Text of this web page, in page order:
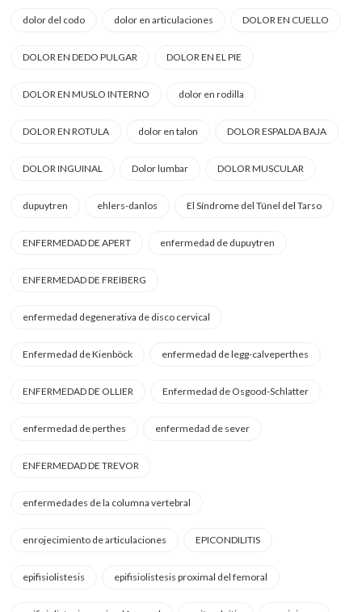
dolor del codo dolor en articulaciones DOLOR EN CUELLO
DOLOR EN DEDO PULGAR DOLOR EN EL PIE
DOLOR EN MUSLO INTERNO dolor en rodilla
DOLOR EN ROTULA dolor en talon DOLOR ESPALDA BAJA
DOLOR INGUINAL Dolor lumbar DOLOR MUSCULAR
dupuytren ehlers-danlos El Síndrome del Túnel del Tarso
ENFERMEDAD DE APERT enfermedad de dupuytren
ENFERMEDAD DE FREIBERG
enfermedad degenerativa de disco cervical
Enfermedad de Kienböck enfermedad de legg-calveperthes
ENFERMEDAD DE OLLIER Enfermedad de Osgood-Schlatter
enfermedad de perthes enfermedad de sever
ENFERMEDAD DE TREVOR
enfermedades de la columna vertebral
enrojecimiento de articulaciones EPICONDILITIS
epifisiolistesis epifisiolistesis proximal del femoral